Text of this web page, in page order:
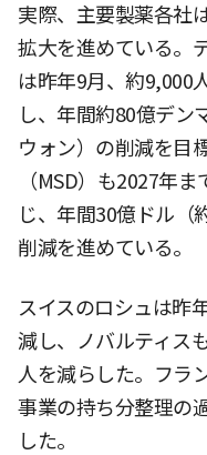
実際、主要製薬各社
拡大を進めている。
は昨年9月、約9,000
し、年間約80億デン
ウォン）の削減を目
（MSD）も2027年
じ、年間30億ドル（
削減を進めている。
スイスのロシュは昨
減し、ノバルティス
人を減らした。フラ
事業の持ち分整理の
した。